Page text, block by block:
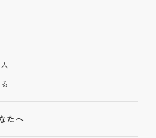
たへ